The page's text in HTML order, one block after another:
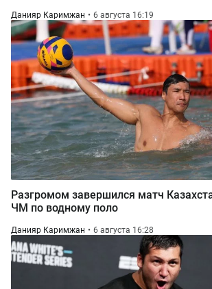
Данияр Каримжан 6 августа 16:19
Разгромом завершился матч
ЧМ по водному поло
Данияр Каримжан 6 августа 16:28